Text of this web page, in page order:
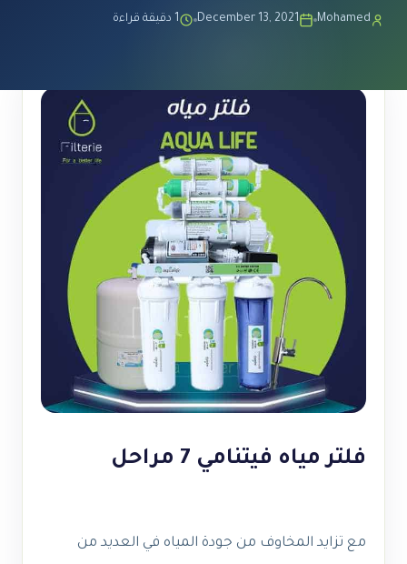
Mohamed
December 13, 2021 1 دقيقة قراءة
فلتر مياه فيتنامي 7 مراحل
مع تزايد المخاوف من جودة المياه في العديد من